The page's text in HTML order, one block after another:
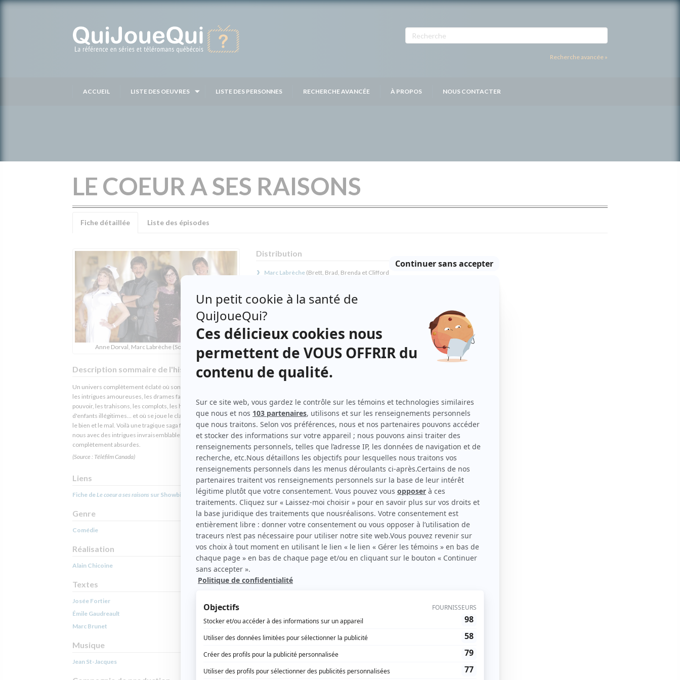
Recherche avancée »
ACCUEIL LISTE DES OEUVRES LISTE DES PERSONNES RECHERCHE AVANCÉE À PROPOS NOUS CONTACTER
LE COEUR A SES RAISONS
Fiche détaillée Liste des épisodes
Anne Dorval, Marc Labrèche (Source: Zone 3)
Description sommaire de l'histoire
Un univers complètement éclaté où sont poussés à l’extrême
les intrigues amoureuses, les drames familiaux, les luttes de
pouvoir, les trahisons, les complots, les histoires d'adultère et
d'enfants illégitimes… et où se joue le classique combat entre
le bien et le mal. Voilà une tragique saga familiale bien de chez
nous avec des intrigues invraisemblables et des personnages
complètement absurdes.
(Source : Téléfilm Canada)
Liens
Fiche deLe coeur a ses raisons sur Showbizz.net
Genre
Comédie
Réalisation
Alain Chicoine
Textes
Josée Fortier
Émile Gaudreault
Marc Brunet
Musique
Jean St-Jacques
Distribution
Marc Labrèche (Brett, Brad, Brenda et Clifford
Anne Dorval
Criquette et Ashley Rockwell
Macha Grenon
Sophie Faucher(Crystale Bouvier Montgomery
Pascale Bussières (Becky Walters )
Michèle Deslauriers( Madge
James Hyndman
Peter Malboro
Stéphane Rousseau
(Bo Bellingsworthhhh
Élise Guilbault( Britany Jenkins )
Jean-Michel Anctil(Révérend MacDougall
Guylaine Tremblay (Melody Babcock)
Anthony Kavanagh(Brock Steel)
Annie Dufresne
Brooke Gallaway
Albert Millaire(Doug Montgomery)
Patrick Huard(Bat Wilson)
Isabelle Boulay(Googy MacPherson)
Lise Dion (Drucilla Fleishman)